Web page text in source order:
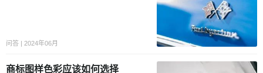
问答 | 2024年06月
商标图样色彩应该如何选择